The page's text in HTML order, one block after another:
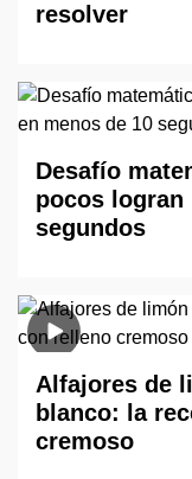
resolver
Desafío
pocos logran
segundos
Alfajores de
blanco: la
cremoso